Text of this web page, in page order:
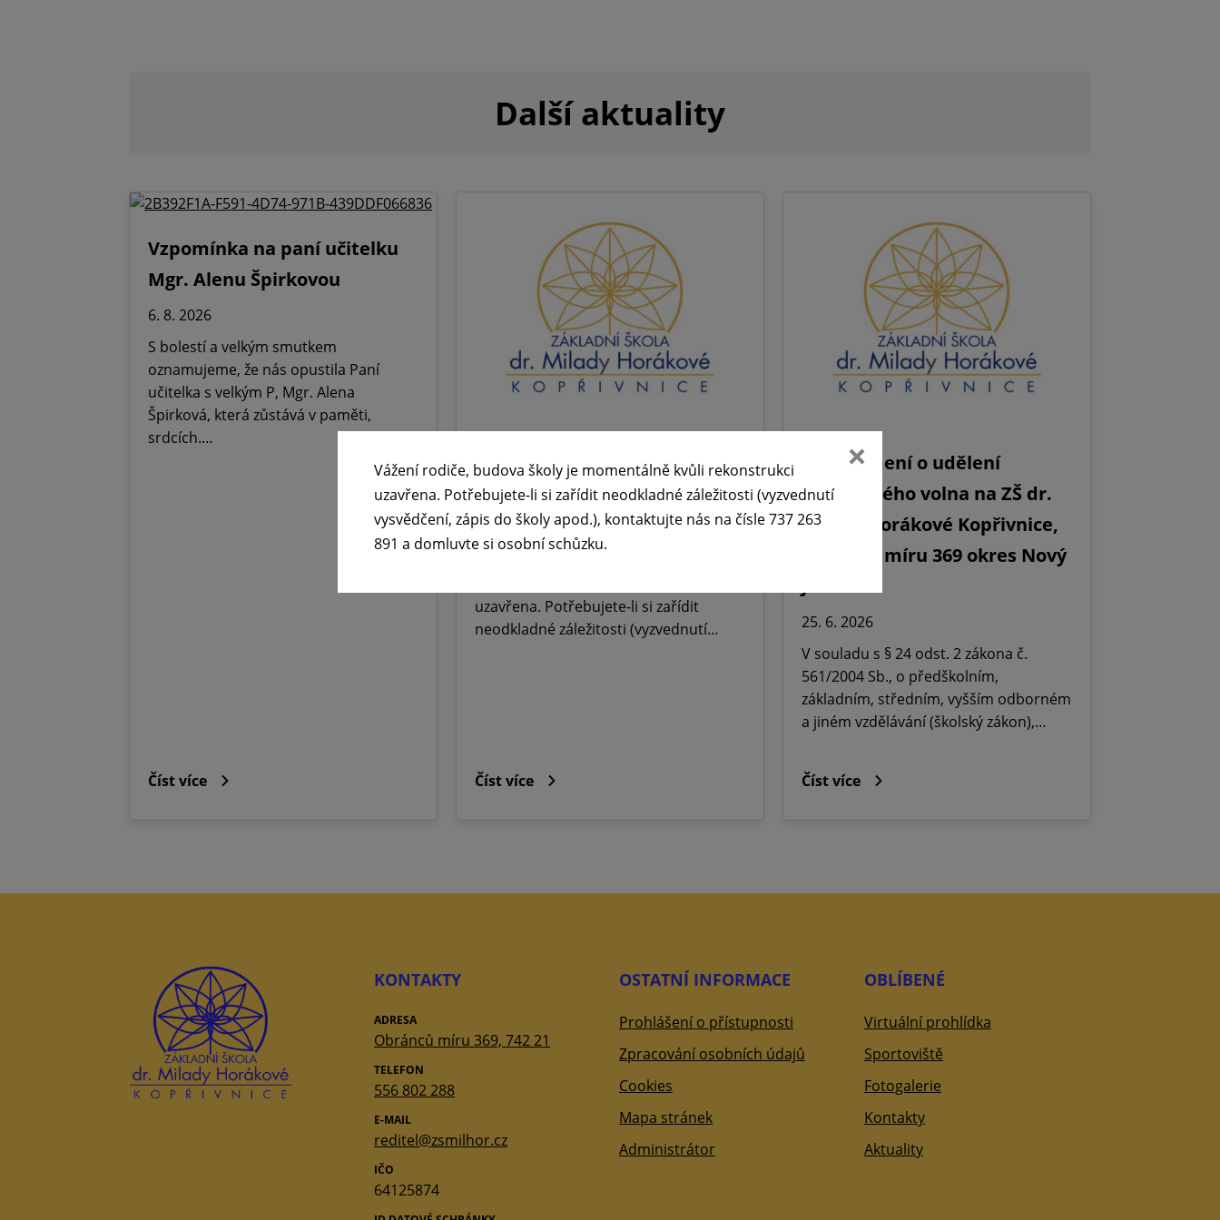
Další aktuality
Vzpomínka na paní učitelku
Mgr. Alenu Špirkovou
6. 8. 2026
S bolestí a velkým smutkem
oznamujeme, že nás opustila Paní
učitelka s velkým P, Mgr. Alena
Špirková, která zůstává v paměti,
srdcích.…
Číst více
🕧 Úřední dny v době letních
prázdnin ☀️
29. 6. 2026
uzavřena. Potřebujete-li si zařídit
neodkladné záležitosti (vyzvednutí…
Číst více
🪧Oznámení o udělení
ředitelského volna na ZŠ dr.
Milady Horákové Kopřivnice,
Obránců míru 369 okres Nový
25. 6. 2026
V souladu s § 24 odst. 2 zákona č.
561/2004 Sb., o předškolním,
základním, středním, vyšším odborném
a jiném vzdělávání (školský zákon),…
Číst více
KONTAKTY
ADRESA
Obránců míru 369, 742 21
TELEFON
556 802 288
E-MAIL
reditel@zsmilhor.cz
IČO
64125874
OSTATNÍ INFORMACE
Prohlášení o přístupnosti
Zpracování osobních údajů
Cookies
Mapa stránek
Administrátor
OBLÍBENÉ
Virtuální prohlídka
Sportoviště
Fotogalerie
Kontakty
Aktuality
Vážení rodiče, budova školy je momentálně kvůli rekonstrukci
uzavřena. Potřebujete-li si zařídit neodkladné záležitosti (vyzvednutí
vysvědčení, zápis do školy apod.), kontaktujte nás na čísle 737 263
891 a domluvte si osobní schůzku.